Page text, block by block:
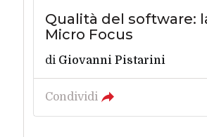
Qualità del software:
Micro Focus
di Giovanni Pistarini
Condividi